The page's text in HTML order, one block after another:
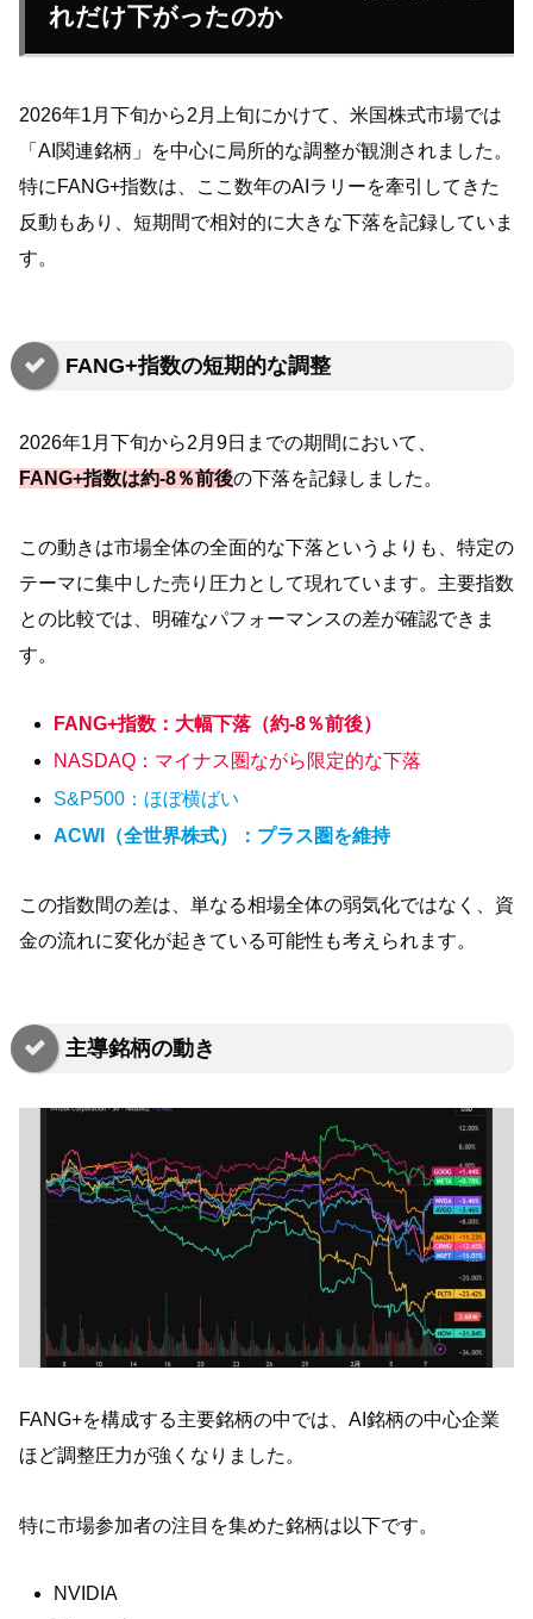
れだけ下がったのか
2026年1月下旬から2月上旬にかけて、米国株式市場では
「AI関連銘柄」を中心に局所的な調整が観測されました。
特にFANG+指数は、ここ数年のAIラリーを牽引してきた
反動もあり、短期間で相対的に大きな下落を記録していま
す。
FANG+指数の短期的な調整
2026年1月下旬から2月9日までの期間において、
FANG+指数は約-8％前後の下落を記録しました。
この動きは市場全体の全面的な下落というよりも、特定の
テーマに集中した売り圧力として現れています。主要指数
との比較では、明確なパフォーマンスの差が確認できま
す。
FANG+指数：大幅下落（約-8％前後）
NASDAQ：マイナス圏ながら限定的な下落
S&P500：ほぼ横ばい
ACWI（全世界株式）：プラス圏を維持
この指数間の差は、単なる相場全体の弱気化ではなく、資
金の流れに変化が起きている可能性も考えられます。
主導銘柄の動き
FANG+を構成する主要銘柄の中では、AI銘柄の中心企業
ほど調整圧力が強くなりました。
特に市場参加者の注目を集めた銘柄は以下です。
NVIDIA